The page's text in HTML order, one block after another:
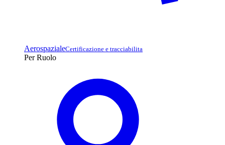
AerospazialeCertificazione e tracciabilita
Per Ruolo